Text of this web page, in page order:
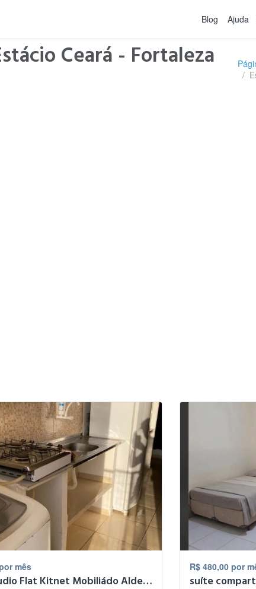
Blog Ajuda
Ceará - Fortaleza
mês
Quarto Studio Flat Kitnet Mobiliádo Aldeota Meireles
R$ 480,00 por
suíte